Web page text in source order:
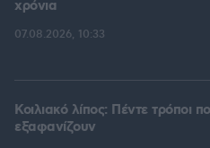
χρόνια
07.08.2026, 10:33
Κοιλιακό λίπος: Πέντε τρόποι
εξαφανίζουν